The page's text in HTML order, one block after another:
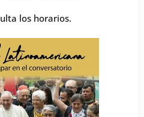
los horarios.